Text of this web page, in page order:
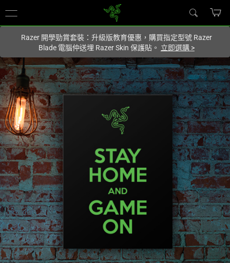
網站.
Razer 開學勁賞套裝：升級版教育優惠，購買指定型號 Razer
Blade 電腦仲送埋 Razer Skin 保護貼。 立即選購 >